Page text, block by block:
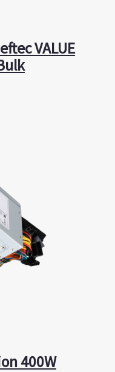
VALUE
400W